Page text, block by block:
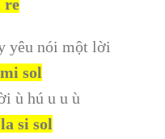
re
yêu nói một lời
sol
ù hú u u ù
si sol